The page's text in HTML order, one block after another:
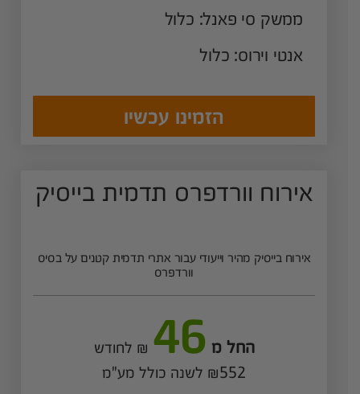
ממשק סי פאנל: כלול
אנטי וירוס: כלול
הזמינו עכשיו
אירוח וורדפרס תדמית בייסיק
אירוח בייסיק מהיר וייעודי עבור אתרי תדמית קטנים על בסיס
וורדפרס
החל מ 46 ₪ לחודש
₪552 לשנה כולל מע"מ